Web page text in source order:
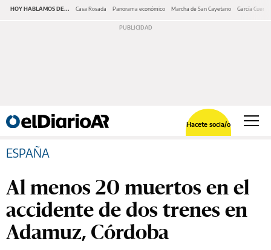
HOY HABLAMOS DE... Casa Rosada Panorama económico Marcha de San Cayetano García Cuerva
Hacete socia/o
ESPAÑA
Al menos 20 muertos en el
accidente de dos trenes en
Adamuz, Córdoba